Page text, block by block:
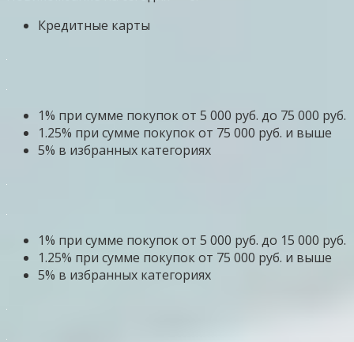
Кредитные карты
1% при сумме покупок от 5 000 руб. до 75 000 руб.
1.25% при сумме покупок от 75 000 руб. и выше
5% в избранных категориях
1% при сумме покупок от 5 000 руб. до 15 000 руб.
1.25% при сумме покупок от 75 000 руб. и выше
5% в избранных категориях